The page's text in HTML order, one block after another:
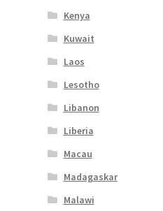
Kenya
Kuwait
Laos
Lesotho
Libanon
Liberia
Macau
Madagaskar
Malawi